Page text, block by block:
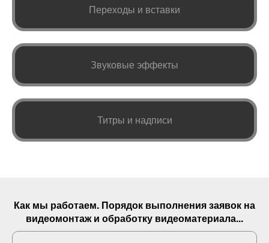
Переходы и вставки
Звуковые эффекты
Титры и надписи
Как мы работаем. Порядок выполнениязаявок на
видеомонтаж и обработку видеоматериала...